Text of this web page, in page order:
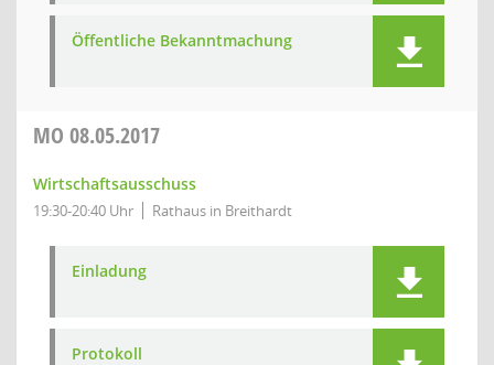
Öffentliche Bekanntmachung
MO 08.05.2017
Wirtschaftsausschuss
19:30-20:40 Uhr Rathaus in Breithardt
Einladung
Protokoll